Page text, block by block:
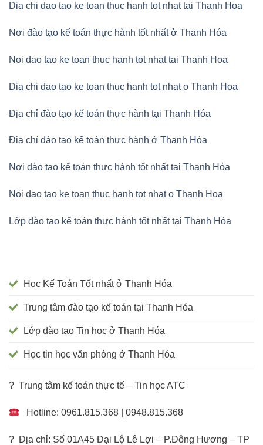
Dia chi dao tao ke toan thuc hanh tot nhat tai Thanh Hoa
Nơi đào tạo kế toán thực hành tốt nhất ở Thanh Hóa
Noi dao tao ke toan thuc hanh tot nhat tai Thanh Hoa
Dia chi dao tao ke toan thuc hanh tot nhat o Thanh Hoa
Địa chỉ đào tạo kế toán thực hành tại Thanh Hóa
Địa chỉ đào tạo kế toán thực hành ở Thanh Hóa
Nơi đào tạo kế toán thực hành tốt nhất tại Thanh Hóa
Noi dao tao ke toan thuc hanh tot nhat o Thanh Hoa
Lớp đào tạo kế toán thực hành tốt nhất tại Thanh Hóa
Học Kế Toán Tốt nhất ở Thanh Hóa
Trung tâm đào tạo kế toán tại Thanh Hóa
Lớp đào tạo Tin học ở Thanh Hóa
Học tin học văn phòng ở Thanh Hóa
? Trung tâm kế toán thực tế – Tin học ATC
Hotline: 0961.815.368 | 0948.815.368
? Địa chỉ: Số 01A45 Đại Lộ Lê Lợi – P.Đông Hương – TP